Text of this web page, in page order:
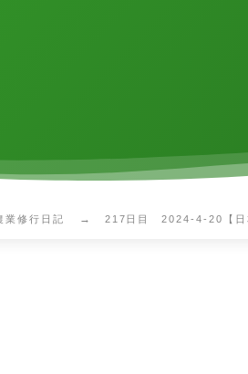
業修行日記 217日目 2024-4-20【日